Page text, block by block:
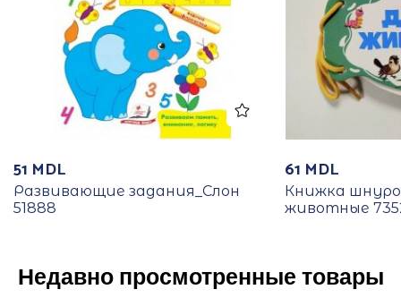
51 MDL
Развивающие задания_Слон
51888
61 MDL
Книжка
животные
Недавно просмотренные товары